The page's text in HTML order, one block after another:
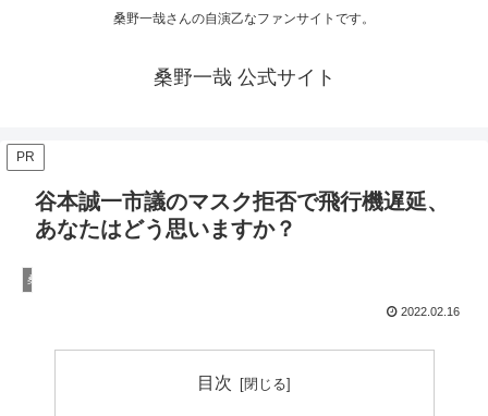
桑野一哉さんの自演乙なファンサイトです。
桑野一哉 公式サイト
PR
谷本誠一市議のマスク拒否で飛行機遅延、
あなたはどう思いますか？
桑野一哉の陰謀論
2022.02.16
目次